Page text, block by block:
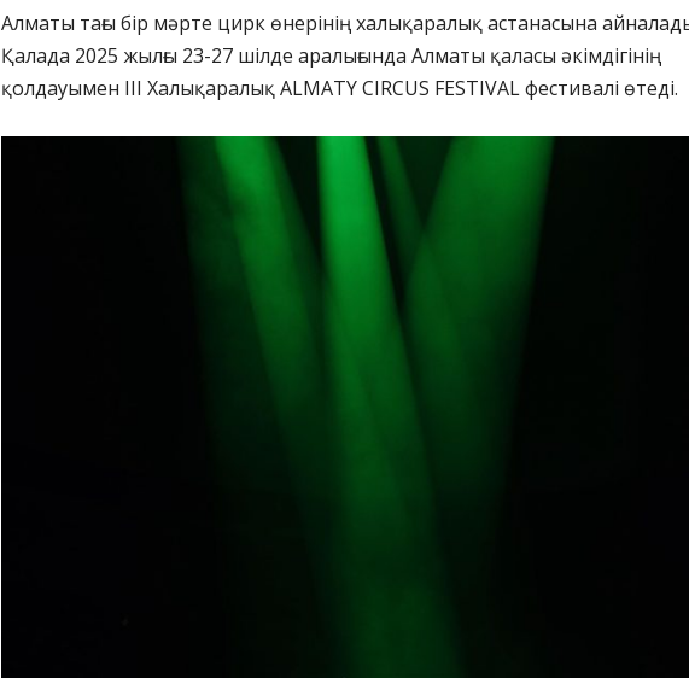
Алматы тағы бір мәрте цирк өнерінің халықаралық астанасына
Қалада 2025 жылғы 23-27 шілде аралығында Алматы қаласы әкімдігінің
қолдауымен III Халықаралық ALMATY CIRCUS FESTIVAL фестивалі өтеді.